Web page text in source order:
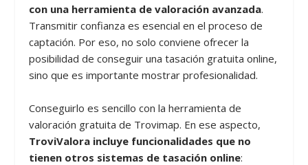
con una herramienta de valoración avanzada.
Transmitir confianza es esencial en el proceso de
captación. Por eso, no solo conviene ofrecer la
posibilidad de conseguir una tasación gratuita online,
sino que es importante mostrar profesionalidad.
Conseguirlo es sencillo con la herramienta de
valoración gratuita de Trovimap. En ese aspecto,
TroviValora incluye funcionalidades que no
tienen otros sistemas de tasación online: